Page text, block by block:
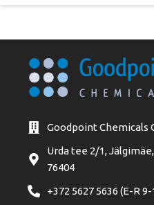
Goodpoint Chemicals
Urda tee 2/1,
76404
+372 5627 5636 (E-R